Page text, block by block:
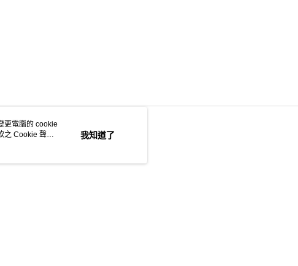
更電腦的 cookie
之 Cookie 聲明
我知道了